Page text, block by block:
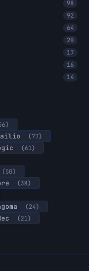
98
92
64
20
17
16
14
(77)
(61)
(50)
(38)
(24)
(21)